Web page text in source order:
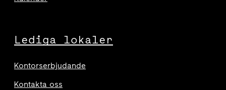
Lediga lokaler
Kontorserbjudande
Kontakta oss